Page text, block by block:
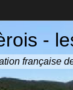
-
française